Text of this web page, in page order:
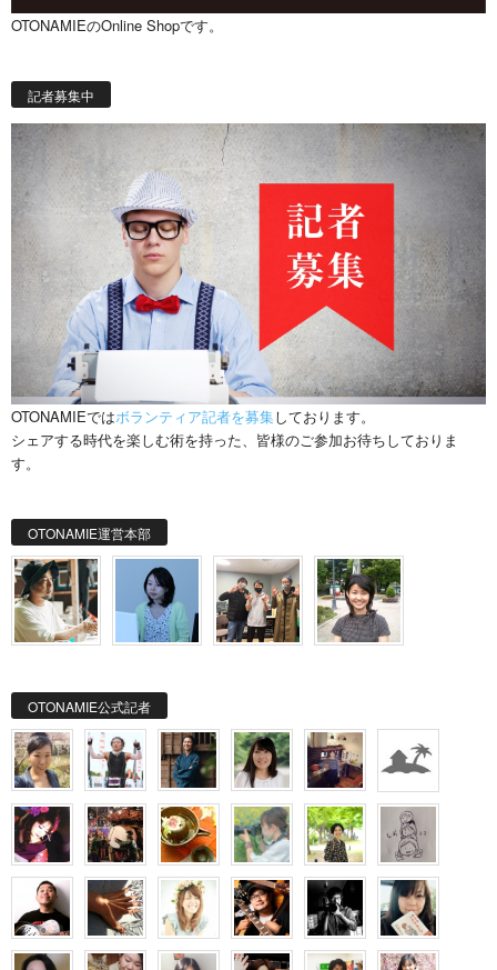
OTONAMIEのOnline Shopです。
記者募集中
OTONAMIEではボランティア記者を募集しております。
シェアする時代を楽しむ術を持った、皆様のご参加お待ちしておりま
す。
OTONAMIE運営本部
OTONAMIE公式記者